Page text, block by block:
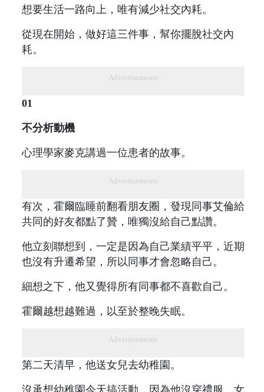
想要生活一路向上，唯有減少社交內耗。
從現在開始，做好這三件事，幫你擺脫社交內
耗。
Advertisements
01
不分析動機
心理學家麥克講過一位患者的故事。
Advertisements
有次，霍爾臨睡前翻看朋友圈，發現同事艾倫給
共同的好友都點了贊，唯獨沒給自己點讚。
他立刻聯想到，一定是因為自己業績平平，近期
也沒有升遷希望，所以同事才會忽略自己。
細想之下，他又覺得所有同事都不喜歡自己。
霍爾越想越難過，以至於整晚失眠。
Advertisements
第二天清早，他送女兒去幼稚園。
沒承想幼稚園今天搞活動，因為他沒穿禮服，女